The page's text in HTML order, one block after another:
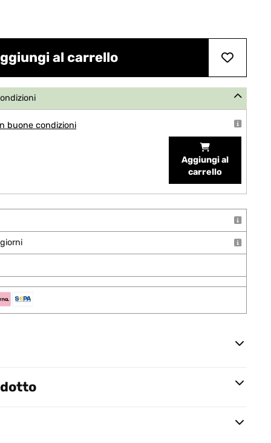
al carrello
buone condizioni
Aggiungi al
carrello